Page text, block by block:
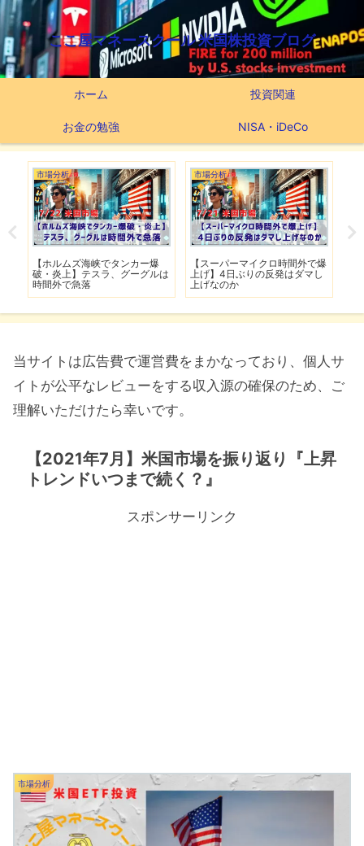
ここ屋マネースクール 米国株投資ブログ
ホーム 投資関連
お金の勉強 NISA・iDeCo
市場分析
【ホルムズ海峡でタンカー爆
破・炎上】テスラ、グーグルは
時間外で急落
市場分析
【スーパーマイクロ時間外で爆
上げ】4日ぶりの反発はダマし
上げなのか
当サイトは広告費で運営費をまかなっており、個人サ
イトが公平なレビューをする収入源の確保のため、ご
理解いただけたら幸いです。
【2021年7月】米国市場を振り返り『上昇
トレンドいつまで続く？』
スポンサーリンク
市場分析